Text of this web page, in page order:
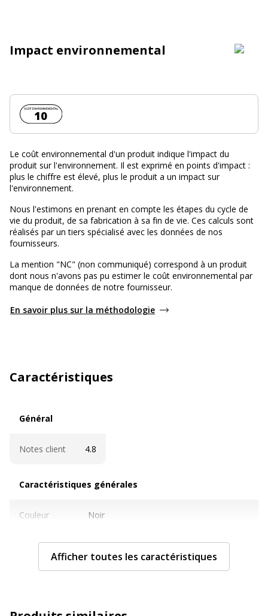
Impact environnemental
Coût environnemental :
10
Le coût environnemental d'un produit indique l'impact du
produit sur l'environnement. Il est exprimé en points d'impact :
plus le chiffre est élevé, plus le produit a un impact sur
l'environnement.
Nous l'estimons en prenant en compte les étapes du cycle de
vie du produit, de sa fabrication à sa fin de vie. Ces calculs sont
réalisés par un tiers spécialisé avec les données de nos
fournisseurs.
La mention "NC" (non communiqué) correspond à un produit
dont nous n'avons pas pu estimer le coût environnemental par
manque de données de notre fournisseur.
En savoir plus sur la méthodologie
Caractéristiques
Général
Notes client 4.8
Caractéristiques générales
Couleur Noir
Quantité
1
Afficher toutes les caractéristiques